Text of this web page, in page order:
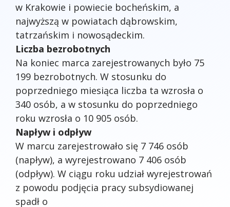
w Krakowie i powiecie bocheńskim, a
najwyższą w powiatach dąbrowskim,
tatrzańskim i nowosądeckim.
Liczba bezrobotnych
Na koniec marca zarejestrowanych było 75
199 bezrobotnych. W stosunku do
poprzedniego miesiąca liczba ta wzrosła o
340 osób, a w stosunku do poprzedniego
roku wzrosła o 10 905 osób.
Napływ i odpływ
W marcu zarejestrowało się 7 746 osób
(napływ), a wyrejestrowano 7 406 osób
(odpływ). W ciągu roku udział wyrejestrowań
z powodu podjęcia pracy subsydiowanej
spadł o